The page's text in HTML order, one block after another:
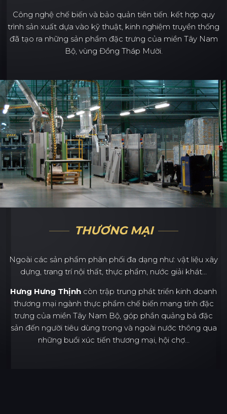
Công nghệ chế biến và bảo quản tiên tiến. kết hợp quy
trình sản xuất dựa vào kỹ thuật, kinh nghiệm truyền thống
đã tạo ra những sản phẩm đặc trưng của miền Tây Nam
Bộ, vùng Đồng Tháp Mười.
THƯƠNG MẠI
Ngoài các sản phẩm phân phối đa dạng như: vật liệu xây
dựng, trang trí nội thất, thực phẩm, nước giải khát…
Hưng Hưng Thịnh còn trập trung phát triển kinh doanh
thương mại ngành thực phẩm chế biến mang tính đặc
trưng của miền Tây Nam Bộ, góp phần quảng bá đặc
sản đến người tiêu dùng trong và ngoài nước thông qua
những buổi xúc tiến thương mại, hội chợ…